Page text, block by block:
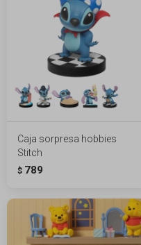
Caja sorpresa hobbies
Stitch
$ 789